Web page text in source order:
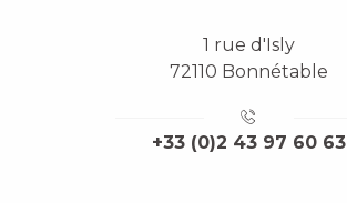
1 rue d'Isly
72110 Bonnétable
+33 (0)2 43 97 60 63